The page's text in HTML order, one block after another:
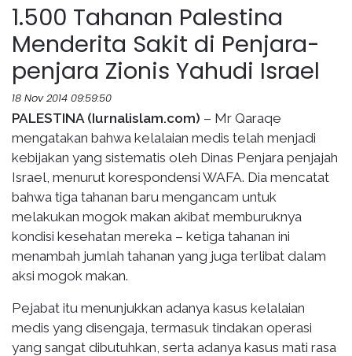
1.500 Tahanan Palestina
Menderita Sakit di Penjara-
penjara Zionis Yahudi Israel
18 Nov 2014 09:59:50
PALESTINA (Iurnalislam.com) – Mr Qaraqe
mengatakan bahwa kelalaian medis telah menjadi
kebijakan yang sistematis oleh Dinas Penjara penjajah
Israel, menurut korespondensi WAFA. Dia mencatat
bahwa tiga tahanan baru mengancam untuk
melakukan mogok makan akibat memburuknya
kondisi kesehatan mereka – ketiga tahanan ini
menambah jumlah tahanan yang juga terlibat dalam
aksi mogok makan.
Pejabat itu menunjukkan adanya kasus kelalaian
medis yang disengaja, termasuk tindakan operasi
yang sangat dibutuhkan, serta adanya kasus mati rasa